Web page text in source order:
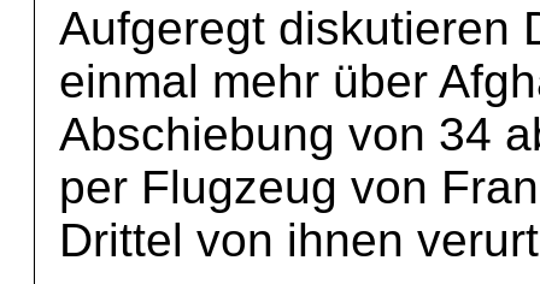
Aufgeregt diskutieren
einmal mehr über
Abschiebung von 34
per Flugzeug von
Drittel von ihnen